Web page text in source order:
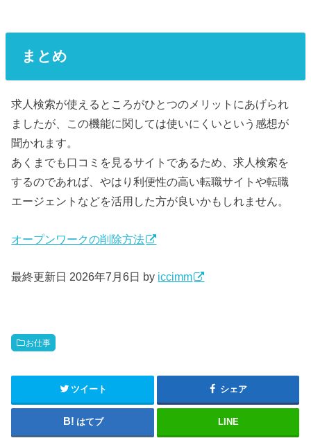
まとめ
求人検索が使えるところがひとつのメリットにあげられ
ましたが、この機能に関しては使いにくいという感想が
聞かれます。
あくまでも口コミを見るサイトであるため、求人検索を
するのであれば、やはり利便性の高い転職サイトや転職
エージェントなどを活用した方が良いかもしれません。
オープンワークの削除方法
最終更新日 2026年7月6日 by iccimm
お仕事
ツイート シェア
はてブ LINE